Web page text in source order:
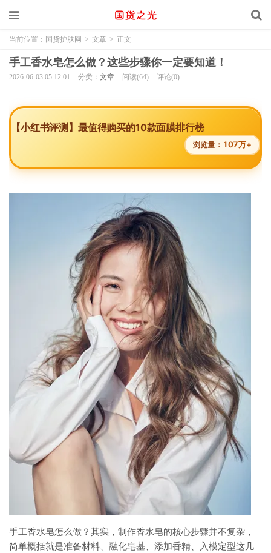
当前位置： 国货护肤网 > 文章 > 正文
手工香水皂怎么做？这些步骤你一定要知道！
2026-06-03 05:12:01 分类： 文章 阅读(64) 评论(0)
【小红书评测】最值得购买的10款面膜排行榜
浏览量： 107万+
手工香水皂怎么做？其实，制作香水皂的核心步骤并不复杂，
简单概括就是准备材料、融化皂基、添加香精、入模定型这几